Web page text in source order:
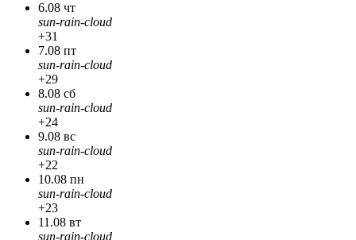
6.08 чт
sun-rain-cloud
+31
7.08 пт
sun-rain-cloud
+29
8.08 сб
sun-rain-cloud
+24
9.08 вс
sun-rain-cloud
+22
10.08 пн
sun-rain-cloud
+23
11.08 вт
sun-rain-cloud